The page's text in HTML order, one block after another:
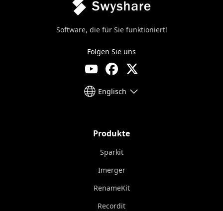
Software, die für Sie funktioniert!
Folgen Sie uns
Englisch
Produkte
Sparkit
Imerger
RenameKit
Recordit